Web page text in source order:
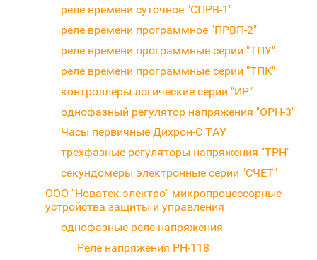
реле времени суточное "СПРВ-1"
реле времени программное "ПРВП-2"
реле времени программные серии "ТПУ"
реле времени программные серии "ТПК"
контроллеры логические серии "ИР"
однофазный регулятор напряжения "ОРН-3"
Часы первичные Дихрон-С ТАУ
трехфазные регуляторы напряжения "ТРН"
секундомеры электронные серии "СЧЕТ"
ООО "Новатек электро" микропроцессорные
устройства защиты и управления
однофазные реле напряжения
Реле напряжения РН-118